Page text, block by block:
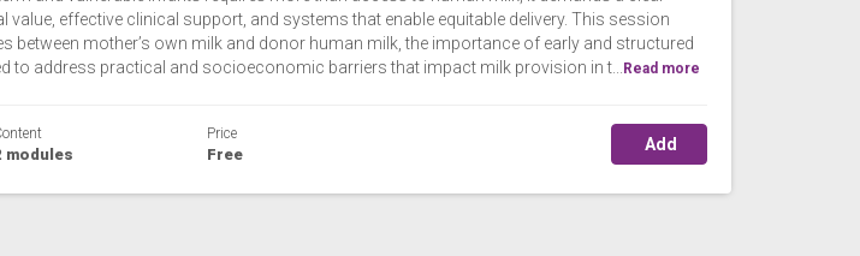
effective clinical support, and systems that enable equitable delivery. This session
between mother’s own milk and donor human milk, the importance of early and structured
to address practical and socioeconomic barriers that impact milk provision in t...
Read more
modules
Price
Free
Add